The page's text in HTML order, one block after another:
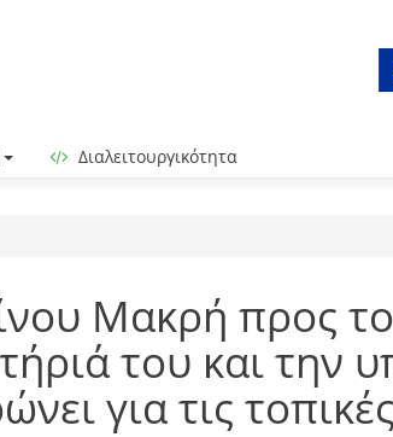
Διαλειτουργικότητα
Μακρή προς
του και την
για τις